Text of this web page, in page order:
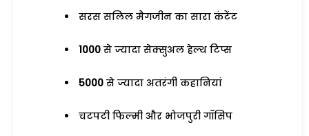
सरस सलिल मैगजीन का सारा कंटेंट
1000 से ज्यादा सेक्सुअल हेल्थ टिप्स
5000 से ज्यादा अतरंगी कहानियां
चटपटी फिल्मी और भोजपुरी गॉसिप